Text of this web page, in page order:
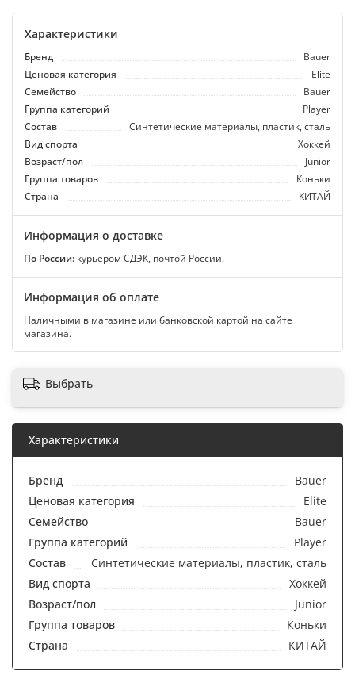
Характеристики
Бренд
Bauer
Ценовая категория
Elite
Семейство
Bauer
Группа категорий
Player
Состав
Синтетические материалы, пластик, сталь
Вид спорта
Хоккей
Возраст/пол
Junior
Группа товаров
Коньки
Страна
КИТАЙ
Информация о доставке
По России: курьером СДЭК, почтой России.
Информация об оплате
Наличными в магазине или банковской картой на сайте
магазина.
Выбрать
Характеристики
Бренд
Bauer
Ценовая категория
Elite
Семейство
Bauer
Группа категорий
Player
Состав
Синтетические материалы, пластик, сталь
Вид спорта
Хоккей
Возраст/пол
Junior
Группа товаров
Коньки
Страна
КИТАЙ